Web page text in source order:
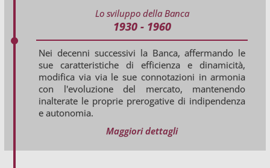
Lo sviluppo della Banca
1930 - 1960
Nei decenni successivi la Banca, affermando le
sue caratteristiche di efficienza e dinamicità,
modifica via via le sue connotazioni in armonia
con l'evoluzione del mercato, mantenendo
inalterate le proprie prerogative di indipendenza
e autonomia.
Maggiori dettagli